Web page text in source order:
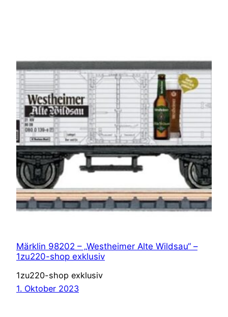
Märklin 98202 – „Westheimer Alte Wildsau“ –
1zu220-shop exklusiv
1zu220-shop exklusiv
1. Oktober 2023